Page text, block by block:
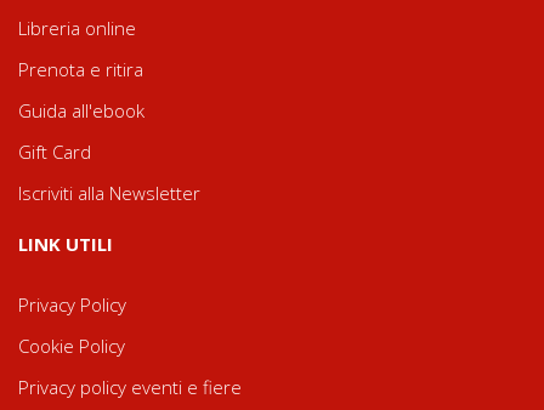
Libreria online
Prenota e ritira
Guida all'ebook
Gift Card
Iscriviti alla Newsletter
LINK UTILI
Privacy Policy
Cookie Policy
Privacy policy eventi e fiere